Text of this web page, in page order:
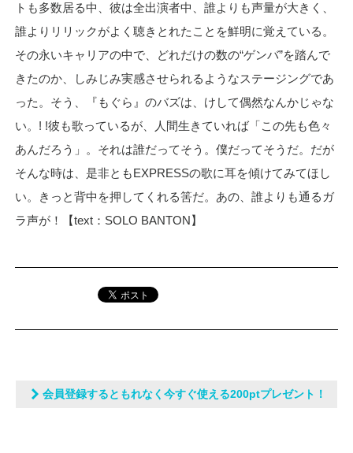
トも多数居る中、彼は全出演者中、誰よりも声量が大きく、
誰よりリリックがよく聴きとれたことを鮮明に覚えている。
その永いキャリアの中で、どれだけの数の“ゲンバ”を踏んで
きたのか、しみじみ実感させられるようなステージングであ
った。そう、『もぐら』のバズは、けして偶然なんかじゃな
い。! !彼も歌っているが、人間生きていれば「この先も色々
あんだろう」。それは誰だってそう。僕だってそうだ。だが
そんな時は、是非ともEXPRESSの歌に耳を傾けてみてほし
い。きっと背中を押してくれる筈だ。あの、誰よりも通るガ
ラ声が！【text：SOLO BANTON】
会員登録するともれなく今すぐ使える200ptプレゼント！